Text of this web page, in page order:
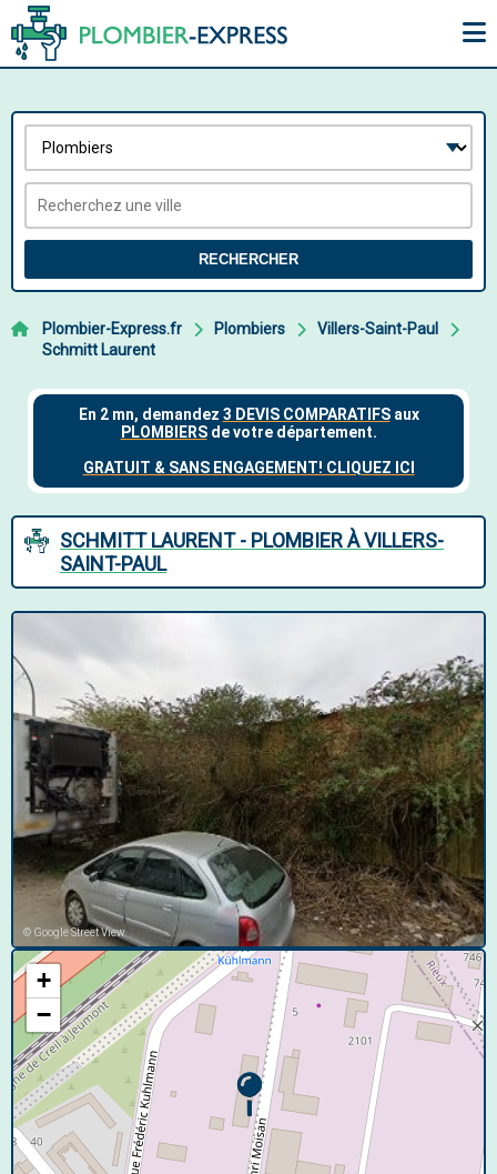
RECHERCHER
Plombier-Express.fr Plombiers
Villers-Saint-Paul
Schmitt Laurent
SCHMITT LAURENT - PLOMBIER À VILLERS-
SAINT-PAUL
© Google Street View
+
−